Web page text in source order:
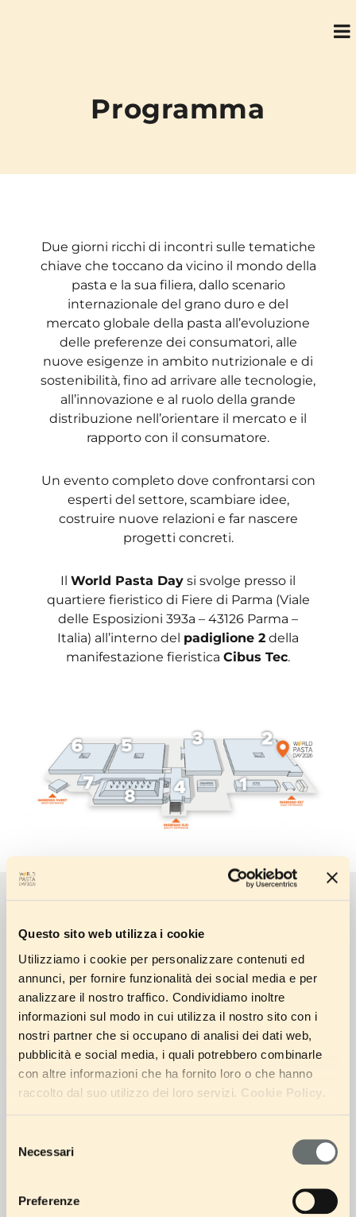
Questo sito web utilizza i cookie
Utilizziamo i cookie per personalizzare contenuti ed
annunci, per fornire funzionalità dei social media e per
analizzare il nostro traffico. Condividiamo inoltre
informazioni sul modo in cui utilizza il nostro sito con i
nostri partner che si occupano di analisi dei dati web,
pubblicità e social media, i quali potrebbero combinarle
con altre informazioni che ha fornito loro o che hanno
raccolto dal suo utilizzo dei loro servizi. Cookie Policy.
delNecessari
Preferenze
Programma
Due giorni ricchi di incontri sulle tematiche
chiave che toccano da vicino il mondo della
pasta e la sua filiera, dallo scenario
internazionale del grano duro e del
mercato globale della pasta all’evoluzione
delle preferenze dei consumatori, alle
nuove esigenze in ambito nutrizionale e di
sostenibilità, fino ad arrivare alle tecnologie,
all’innovazione e al ruolo della grande
distribuzione nell’orientare il mercato e il
rapporto con il consumatore.
Un evento completo dove confrontarsi con
esperti del settore, scambiare idee,
costruire nuove relazioni e far nascere
progetti concreti.
Il World Pasta Day si svolge presso il
quartiere fieristico di Fiere di Parma (Viale
delle Esposizioni 393a – 43126 Parma –
Italia) all’interno del padiglione 2 della
manifestazione fieristica Cibus Tec.
GIORNO 1
27 Ott 2026
GIORNO 2
28 Ott 2026
11.30 – 12.30